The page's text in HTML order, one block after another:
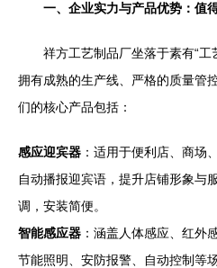
一、企业实力与产品优势：值
祥方工艺制品厂坐落于素有“工
拥有成熟的生产线、严格的质量管
们的核心产品包括：
感应迎宾器 ：适用于便利店、商场
自动播报迎宾语，提升店铺形象与
调，安装简便。
智能感应器 ：涵盖人体感应、红外
节能照明、安防报警、自动控制等